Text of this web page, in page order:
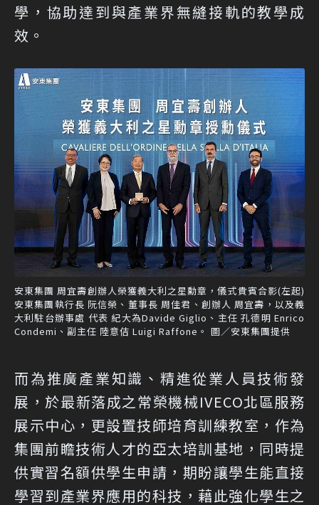
學，協助達到與產業界無縫接軌的教學成
效。
安東集團 周宜壽創辦人榮獲義大利之星勳章，儀式貴賓合影(左起)
安東集團執行長 阮信榮、董事長 周佳君、創辦人 周宜壽，以及義
大利駐台辦事處 代表 紀大為Davide Giglio、主任 孔德明 Enrico
Condemi、副主任 陸意佶 Luigi Raffone。 圖／安東集團提供
而為推廣產業知識、精進從業人員技術發
展，於最新落成之常榮機械IVECO北區服務
展示中心，更設置技師培育訓練教室，作為
集團前瞻技術人才的亞太培訓基地，同時提
供實習名額供學生申請，期盼讓學生能直接
學習到產業界應用的科技，藉此強化學生之